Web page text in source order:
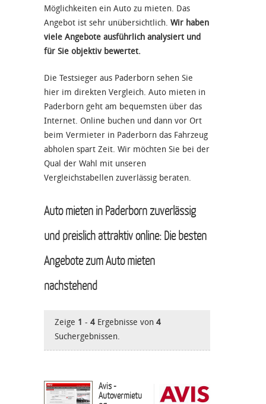
Möglichkeiten ein Auto zu mieten. Das
Angebot ist sehr unübersichtlich. Wir haben
viele Angebote ausführlich analysiert und
für Sie objektiv bewertet.
Die Testsieger aus Paderborn sehen Sie
hier im direkten Vergleich. Auto mieten in
Paderborn geht am bequemsten über das
Internet. Online buchen und dann vor Ort
beim Vermieter in Paderborn das Fahrzeug
abholen spart Zeit. Wir möchten Sie bei der
Qual der Wahl mit unseren
Vergleichstabellen zuverlässig beraten.
Auto mieten in Paderborn zuverlässig
und preislich attraktiv online: Die besten
Angebote zum Auto mieten
nachstehend
Zeige 1 - 4 Ergebnisse von 4
Suchergebnissen.
Avis -
Autovermietu